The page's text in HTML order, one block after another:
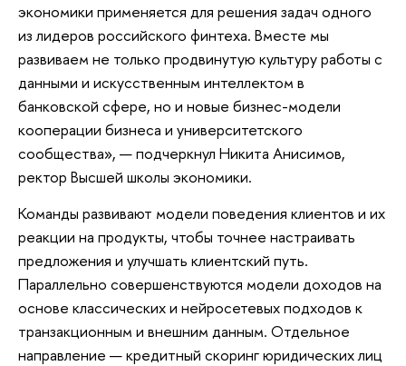
экономики применяется для решения задач одного
из лидеров российского финтеха. Вместе мы
развиваем не только продвинутую культуру работы с
данными и искусственным интеллектом в
банковской сфере, но и новые бизнес-модели
кооперации бизнеса и университетского
сообщества», — подчеркнул Никита Анисимов,
ректор Высшей школы экономики.
Команды развивают модели поведения клиентов и их
реакции на продукты, чтобы точнее настраивать
предложения и улучшать клиентский путь.
Параллельно совершенствуются модели доходов на
основе классических и нейросетевых подходов к
транзакционным и внешним данным. Отдельное
направление — кредитный скоринг юридических лиц